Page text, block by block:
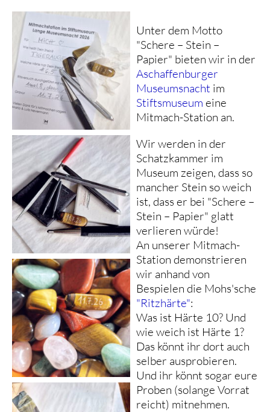
Unter dem Motto
"Schere – Stein –
Papier" bieten wir in der
Aschaffenburger
Museumsnacht im
Stiftsmuseum eine
Mitmach-Station an.
Wir werden in der
Schatzkammer im
Museum zeigen, dass so
mancher Stein so weich
ist, dass er bei "Schere –
Stein – Papier" glatt
verlieren würde!
An unserer Mitmach-
Station demonstrieren
wir anhand von
Bespielen die Mohs'sche
"Ritzhärte":
Was ist Härte 10? Und
wie weich ist Härte 1?
Das könnt ihr dort auch
selber ausprobieren.
Und ihr könnt sogar eure
Proben (solange Vorrat
reicht) mitnehmen.